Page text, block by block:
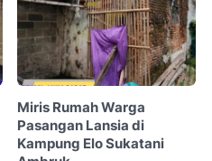
Miris Rumah Warga
Pasangan Lansia di
Kampung Elo Sukatani